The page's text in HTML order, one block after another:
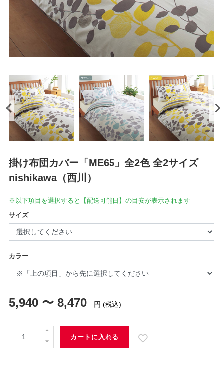
掛け布団カバー「ME65」全2色 全2サイズ
nishikawa（西川）
※以下項目を選択すると【配送可能日】の目安が表示されます
サイズ
カラー
5,940 〜 8,470 円 (税込)
カートに入れる